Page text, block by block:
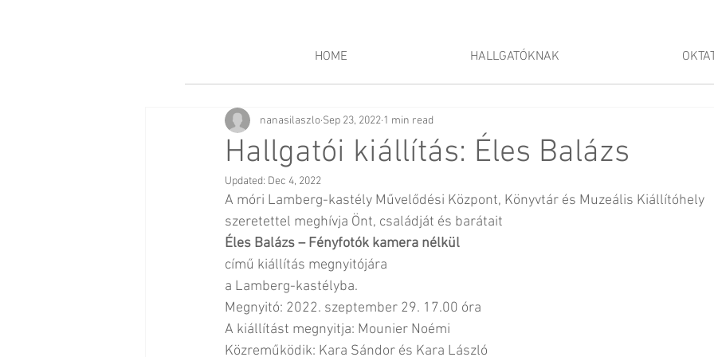
HOME HALLGATÓKNAK
Hallgatói kiállítás: Éles Balázs
nanasilaszlo Sep 23, 2022 1 min read
Updated: Dec 4, 2022
A móri Lamberg-kastély Művelődési Központ, Könyvtár és Muzeális Kiállítóhely
szeretettel meghívja Önt, családját és barátait
Éles Balázs – Fényfotók kamera nélkül
című kiállítás megnyitójára
a Lamberg-kastélyba.
Megnyitó: 2022. szeptember 29. 17.00 óra
A kiállítást megnyitja: Mounier Noémi
Közreműködik: Kara Sándor és Kara László